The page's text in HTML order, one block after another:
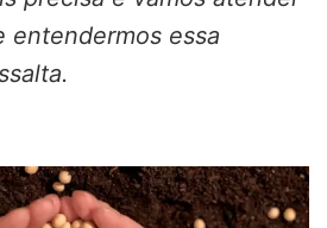
entendermos essa